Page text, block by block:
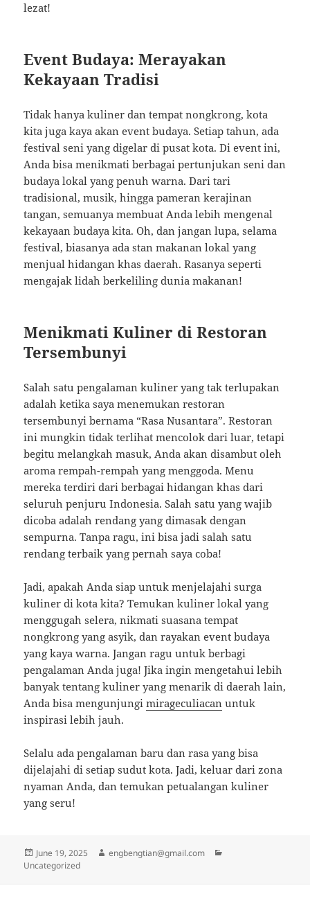
lezat!
Event Budaya: Merayakan
Kekayaan Tradisi
Tidak hanya kuliner dan tempat nongkrong, kota
kita juga kaya akan event budaya. Setiap tahun, ada
festival seni yang digelar di pusat kota. Di event ini,
Anda bisa menikmati berbagai pertunjukan seni dan
budaya lokal yang penuh warna. Dari tari
tradisional, musik, hingga pameran kerajinan
tangan, semuanya membuat Anda lebih mengenal
kekayaan budaya kita. Oh, dan jangan lupa, selama
festival, biasanya ada stan makanan lokal yang
menjual hidangan khas daerah. Rasanya seperti
mengajak lidah berkeliling dunia makanan!
Menikmati Kuliner di Restoran
Tersembunyi
Salah satu pengalaman kuliner yang tak terlupakan
adalah ketika saya menemukan restoran
tersembunyi bernama “Rasa Nusantara”. Restoran
ini mungkin tidak terlihat mencolok dari luar, tetapi
begitu melangkah masuk, Anda akan disambut oleh
aroma rempah-rempah yang menggoda. Menu
mereka terdiri dari berbagai hidangan khas dari
seluruh penjuru Indonesia. Salah satu yang wajib
dicoba adalah rendang yang dimasak dengan
sempurna. Tanpa ragu, ini bisa jadi salah satu
rendang terbaik yang pernah saya coba!
Jadi, apakah Anda siap untuk menjelajahi surga
kuliner di kota kita? Temukan kuliner lokal yang
menggugah selera, nikmati suasana tempat
nongkrong yang asyik, dan rayakan event budaya
yang kaya warna. Jangan ragu untuk berbagi
pengalaman Anda juga! Jika ingin mengetahui lebih
banyak tentang kuliner yang menarik di daerah lain,
Anda bisa mengunjungimirageculiacan untuk
inspirasi lebih jauh.
Selalu ada pengalaman baru dan rasa yang bisa
dijelajahi di setiap sudut kota. Jadi, keluar dari zona
nyaman Anda, dan temukan petualangan kuliner
yang seru!
Posted
on
June 19, 2025 Author
engbengtian@gmail.com
Uncategorized